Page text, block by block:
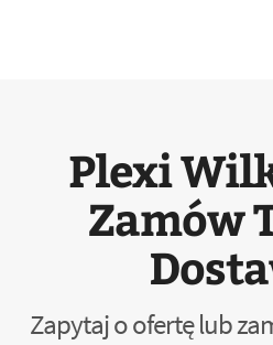
Plexi
Zamów
Zapytaj o ofertę lub